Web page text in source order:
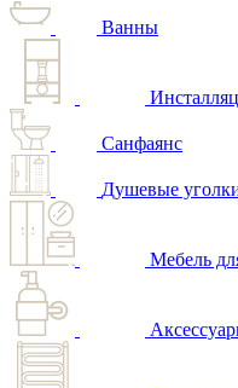
Ванны
Санфаянс
Душевые
Мебель